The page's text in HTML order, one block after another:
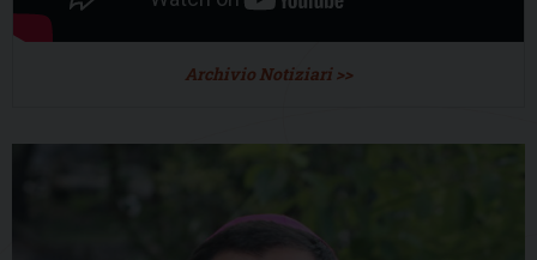
Archivio Notiziari >>